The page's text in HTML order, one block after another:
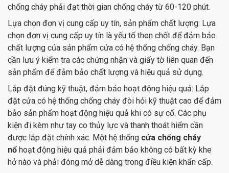
chống cháy phải đạt thời gian chống cháy từ 60-120 phút.
Lựa chọn đơn vị cung cấp uy tín, sản phẩm chất lượng: Lựa
chọn đơn vị cung cấp uy tín là yếu tố then chốt để đảm bảo
chất lượng của sản phẩm cửa có hệ thống chống cháy. Bạn
cần lưu ý kiểm tra các chứng nhận và giấy tờ liên quan đến
sản phẩm để đảm bảo chất lượng và hiệu quả sử dụng.
Lắp đặt đúng kỹ thuật, đảm bảo hoạt động hiệu quả: Lắp
đặt cửa có hệ thống chống cháy đòi hỏi kỹ thuật cao để đảm
bảo sản phẩm hoạt động hiệu quả khi có sự cố. Các phụ
kiện đi kèm như tay co thủy lực và thanh thoát hiểm cần
được lắp đặt chính xác. Một hệ thống cửa chống cháy
nổ hoạt động hiệu quả phải đảm bảo không có bất kỳ khe
hở nào và phải đóng mở dễ dàng trong điều kiện khẩn cấp.